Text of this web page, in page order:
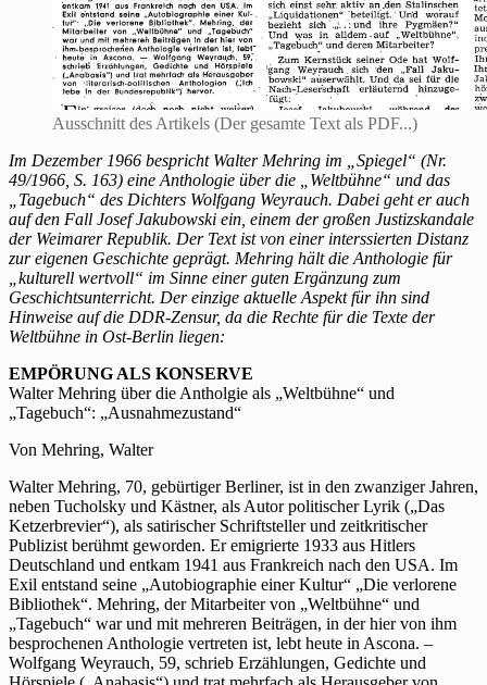
Ausschnitt des Artikels (Der gesamte Text als PDF...)
Im Dezember 1966 bespricht Walter Mehring im „Spiegel“ (Nr.
49/1966, S. 163) eine Anthologie über die „Weltbühne“ und das
„Tagebuch“ des Dichters Wolfgang Weyrauch. Dabei geht er auch
auf den Fall Josef Jakubowski ein, einem der großen Justizskandale
der Weimarer Republik. Der Text ist von einer interssierten Distanz
zur eigenen Geschichte geprägt. Mehring hält die Anthologie für
„kulturell wertvoll“ im Sinne einer guten Ergänzung zum
Geschichtsunterricht. Der einzige aktuelle Aspekt für ihn sind
Hinweise auf die DDR-Zensur, da die Rechte für die Texte der
Weltbühne in Ost-Berlin liegen:
EMPÖRUNG ALS KONSERVE
Walter Mehring über die Antholgie als „Weltbühne“ und
„Tagebuch“: „Ausnahmezustand“
Von Mehring, Walter
Walter Mehring, 70, gebürtiger Berliner, ist in den zwanziger Jahren,
neben Tucholsky und Kästner, als Autor politischer Lyrik („Das
Ketzerbrevier“), als satirischer Schriftsteller und zeitkritischer
Publizist berühmt geworden. Er emigrierte 1933 aus Hitlers
Deutschland und entkam 1941 aus Frankreich nach den USA. Im
Exil entstand seine „Autobiographie einer Kultur“ „Die verlorene
Bibliothek“. Mehring, der Mitarbeiter von „Weltbühne“ und
„Tagebuch“ war und mit mehreren Beiträgen, in der hier von ihm
besprochenen Anthologie vertreten ist, lebt heute in Ascona. –
Wolfgang Weyrauch, 59, schrieb Erzählungen, Gedichte und